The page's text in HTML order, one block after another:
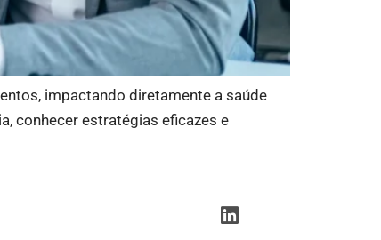
impactando diretamente a saúde
conhecer estratégias eficazes e